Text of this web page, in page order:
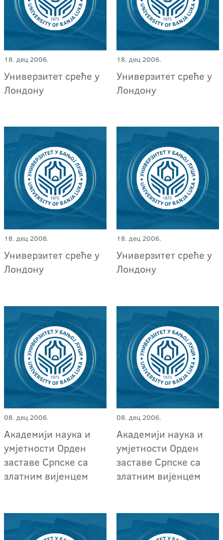
18. дец 2006.
Универзитет среће у
Лондону
18. дец 2006.
Универзитет среће у
Лондону
18. дец 2006.
Универзитет среће у
Лондону
18. дец 2006.
Универзитет среће у
Лондону
08. дец 2006.
Академији наука и
умјетности Орден
заставе Српске са
златним вијенцем
08. дец 2006.
Академији наука и
умјетности Орден
заставе Српске са
златним вијенцем